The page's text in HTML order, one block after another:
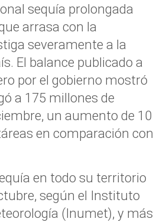
sequía prolongada
arrasa con la
severamente a la
El balance publicado a
por el gobierno mostró
a 175 millones de
un aumento de 10
en comparación con
en todo su territorio
según el Instituto
(Inumet), y más